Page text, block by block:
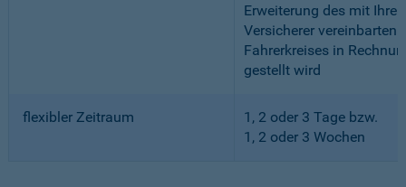
Erweiterung des mit
Versicherer vereinbarten
Fahrerkreises in
gestellt wird
flexibler Zeitraum
1, 2 oder 3 Tage bzw.
1, 2 oder 3 Wochen